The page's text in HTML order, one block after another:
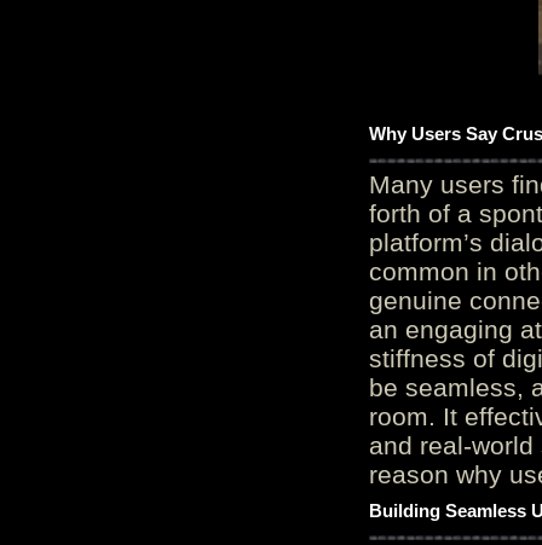
Why Users Say
Many users
forth of a
platform’s
common in
genuine
an engaging
stiffness of
be seamless,
room. It
and real-
reason why
Building Seamless